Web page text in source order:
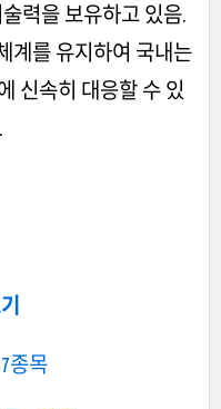
력을 보유하고 있음.
계를 유지하여 국내는
신속히 대응할 수 있
종목